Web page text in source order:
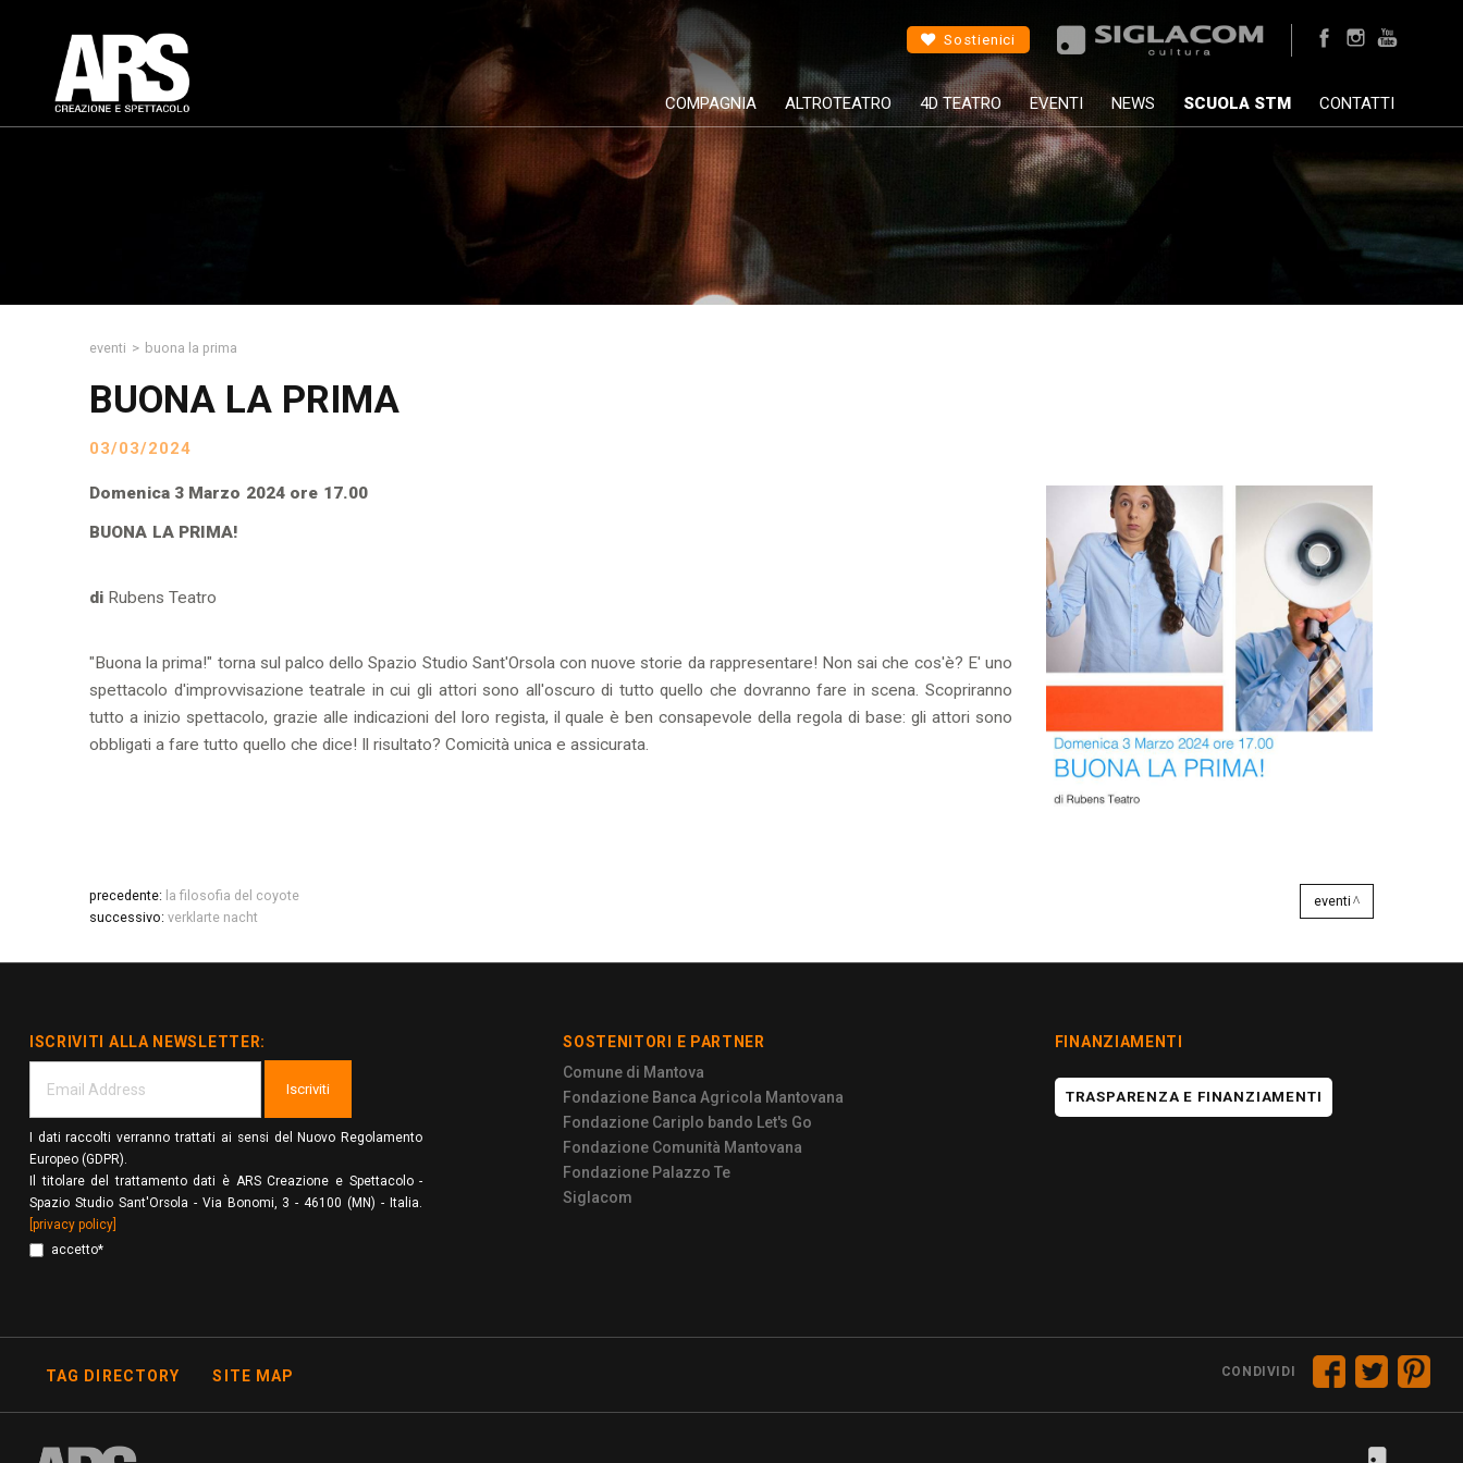
Sostienici
COMPAGNIA ALTROTEATRO 4D TEATRO EVENTI NEWS SCUOLA STM CONTATTI
eventi > buona la prima
BUONA LA PRIMA
03/03/2024
Domenica 3 Marzo 2024 ore 17.00
BUONA LA PRIMA!
di Rubens Teatro
"Buona la prima!" torna sul palco dello Spazio Studio Sant'Orsola con nuove storie da rappresentare! Non sai che cos'è? E' uno
spettacolo d'improvvisazione teatrale in cui gli attori sono all'oscuro di tutto quello che dovranno fare in scena. Scopriranno
tutto a inizio spettacolo, grazie alle indicazioni del loro regista, il quale è ben consapevole della regola di base: gli attori sono
obbligati a fare tutto quello che dice! Il risultato? Comicità unica e assicurata.
precedente: la filosofia del coyote
successivo: verklarte nacht
eventi
ISCRIVITI ALLA NEWSLETTER:
Iscriviti
I dati raccolti verranno trattati ai sensi del Nuovo Regolamento
Europeo (GDPR).
Il titolare del trattamento dati è ARS Creazione e Spettacolo -
Spazio Studio Sant'Orsola - Via Bonomi, 3 - 46100 (MN) - Italia.
[privacy policy]
accetto*
SOSTENITORI E PARTNER
Comune di Mantova
Fondazione Banca Agricola Mantovana
Fondazione Cariplo bando Let's Go
Fondazione Comunità Mantovana
Fondazione Palazzo Te
Siglacom
FINANZIAMENTI
TRASPARENZA E FINANZIAMENTI
TAG DIRECTORY SITE MAP CONDIVIDI